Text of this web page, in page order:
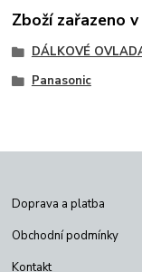
Zboží zařazeno
DÁLKOVÉ
Panasonic
Doprava a platba
Obchodní podmínky
Kontakt